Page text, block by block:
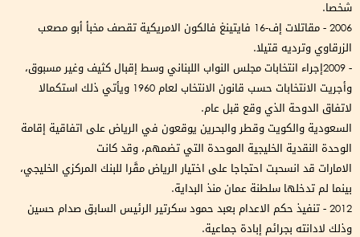
شخصا.
2006 - مقاتلات إف-16 فايتينغ فالكون الامريكية تقصف مخبأ أبو مصعب
الزرقاوي وترديه قتيلا.
- 2009إجراء انتخابات مجلس النواب اللبناني وسط إقبال كثيف وغير مسبوق،
وأجريت الانتخابات حسب قانون الانتخاب لعام 1960 ويأتي ذلك استكمالا
لاتفاق الدوحة الذي وقع قبل عام.
السعودية والكويت وقطر والبحرين يوقعون في الرياض على اتفاقية إقامة
الوحدة النقدية الخليجية الموحدة التي تضمهم، وقد كانت
الامارات قد انسحبت احتجاجا على اختيار الرياض مقًرا للبنك المركزي الخليجي،
بينما لم تدخلها سلطنة عمان منذ البداية.
2012 - تنفيذ حكم الاعدام بعبد حمود سكرتير الرئيس السابق صدام حسين
وذلك لادانته بجرائم إبادة جماعية.